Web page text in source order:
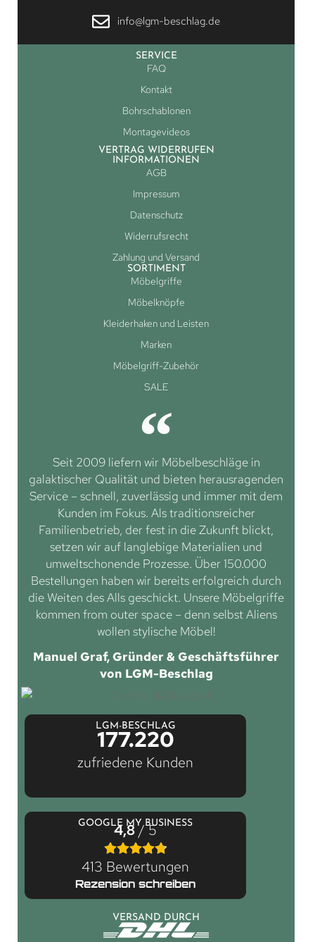
info@lgm-beschlag.de
SERVICE
FAQ
Kontakt
Bohrschablonen
Montagevideos
VERTRAG WIDERRUFEN
INFORMATIONEN
AGB
Impressum
Datenschutz
Widerrufsrecht
Zahlung und Versand
SORTIMENT
Möbelgriffe
Möbelknöpfe
Kleiderhaken und Leisten
Marken
Möbelgriff-Zubehör
SALE
Seit 2009 liefern wir Möbelbeschläge in
galaktischer Qualität und bieten herausragenden
Service – schnell, zuverlässig und immer mit dem
Kunden im Fokus. Als traditionsreicher
Familienbetrieb, der fest in die Zukunft blickt,
setzen wir auf langlebige Materialien und
umweltschonende Prozesse. Über 150.000
Bestellungen haben wir bereits erfolgreich durch
die Weiten des Alls geschickt. Unsere Möbelgriffe
kommen from outer space – denn selbst Aliens
wollen stylische Möbel!
Manuel Graf, Gründer & Geschäftsführer
von LGM-Beschlag
LGM-BESCHLAG
177.220
zufriedene Kunden
GOOGLE MY BUSINESS
4,8/ 5
413 Bewertungen
Rezension schreiben
VERSAND DURCH